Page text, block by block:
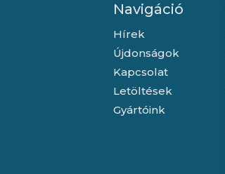
Navigáció
Hírek
Újdonságok
Kapcsolat
Letöltések
Gyártóink